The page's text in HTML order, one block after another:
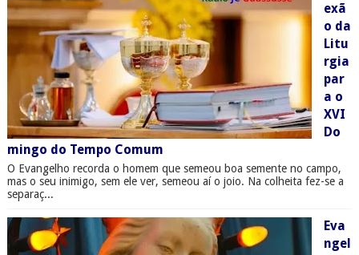
exã
o da
Litu
rgia
par
a o
XVI
Do
mingo do Tempo Comum
O Evangelho recorda o homem que semeou boa semente no campo,
mas o seu inimigo, sem ele ver, semeou aí o joio. Na colheita fez-se a
separaç...
Eva
ngel